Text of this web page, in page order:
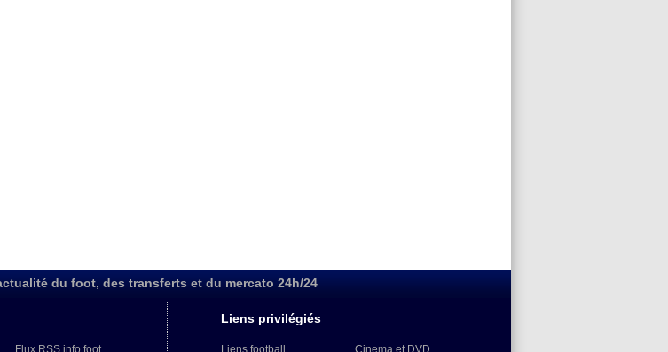
du foot, des transferts et du mercato 24h/24
Flux RSS info foot
Liens privilégiés
Liens football Cinema et DVD